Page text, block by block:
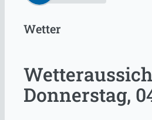
Wetter
Donnerstag,